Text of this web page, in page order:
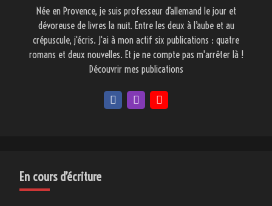
Née en Provence, je suis professeur d’allemand le jour et
dévoreuse de livres la nuit. Entre les deux à l’aube et au
crépuscule, j'écris. J'ai à mon actif six publications : quatre
romans et deux nouvelles. Et je ne compte pas m'arrêter là !
Découvrir mes publications
En cours d’écriture